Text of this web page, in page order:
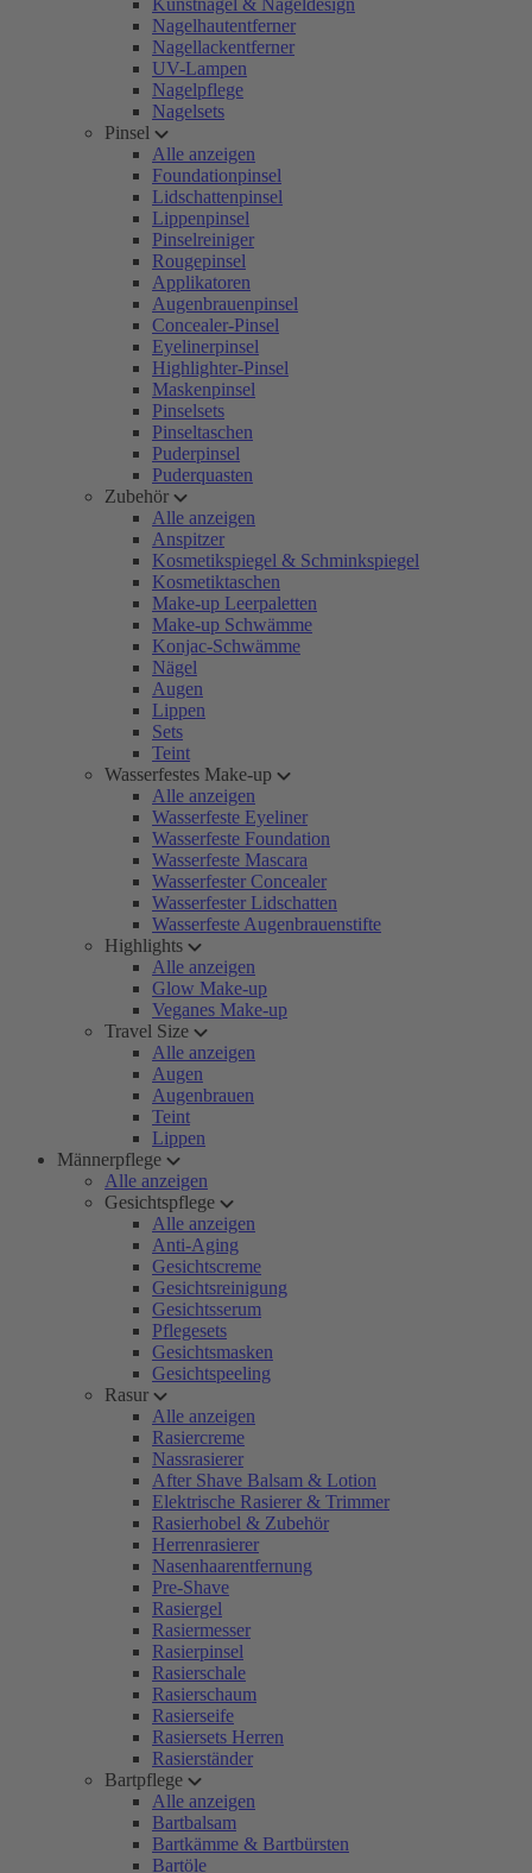
Kunstnägel & Nageldesign
Nagelhautentferner
Nagellackentferner
UV-Lampen
Nagelpflege
Nagelsets
Pinsel
Alle anzeigen
Foundationpinsel
Lidschattenpinsel
Lippenpinsel
Pinselreiniger
Rougepinsel
Applikatoren
Augenbrauenpinsel
Concealer-Pinsel
Eyelinerpinsel
Highlighter-Pinsel
Maskenpinsel
Pinselsets
Pinseltaschen
Puderpinsel
Puderquasten
Zubehör
Alle anzeigen
Anspitzer
Kosmetikspiegel & Schminkspiegel
Kosmetiktaschen
Make-up Leerpaletten
Make-up Schwämme
Konjac-Schwämme
Nägel
Augen
Lippen
Sets
Teint
Wasserfestes Make-up
Alle anzeigen
Wasserfeste Eyeliner
Wasserfeste Foundation
Wasserfeste Mascara
Wasserfester Concealer
Wasserfester Lidschatten
Wasserfeste Augenbrauenstifte
Highlights
Alle anzeigen
Glow Make-up
Veganes Make-up
Travel Size
Alle anzeigen
Augen
Augenbrauen
Teint
Lippen
Männerpflege
Alle anzeigen
Gesichtspflege
Alle anzeigen
Anti-Aging
Gesichtscreme
Gesichtsreinigung
Gesichtsserum
Pflegesets
Gesichtsmasken
Gesichtspeeling
Rasur
Alle anzeigen
Rasiercreme
Nassrasierer
After Shave Balsam & Lotion
Elektrische Rasierer & Trimmer
Rasierhobel & Zubehör
Herrenrasierer
Nasenhaarentfernung
Pre-Shave
Rasiergel
Rasiermesser
Rasierpinsel
Rasierschale
Rasierschaum
Rasierseife
Rasiersets Herren
Rasierständer
Bartpflege
Alle anzeigen
Bartbalsam
Bartkämme & Bartbürsten
Bartöle